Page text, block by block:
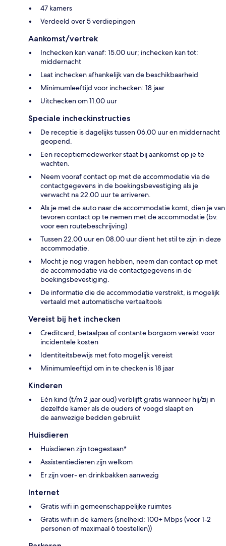
47 kamers
Verdeeld over 5 verdiepingen
Aankomst/vertrek
Inchecken kan vanaf: 15.00 uur; inchecken kan tot:
middernacht
Laat inchecken afhankelijk van de beschikbaarheid
Minimumleeftijd voor inchecken: 18 jaar
Uitchecken om 11.00 uur
Speciale incheckinstructies
De receptie is dagelijks tussen 06.00 uur en middernacht
geopend.
Een receptiemedewerker staat bij aankomst op je te
wachten.
Neem vooraf contact op met de accommodatie via de
contactgegevens in de boekingsbevestiging als je
verwacht na 22.00 uur te arriveren.
Als je met de auto naar de accommodatie komt, dien je van
tevoren contact op te nemen met de accommodatie (bv.
voor een routebeschrijving)
Tussen 22.00 uur en 08.00 uur dient het stil te zijn in deze
accommodatie.
Mocht je nog vragen hebben, neem dan contact op met
de accommodatie via de contactgegevens in de
boekingsbevestiging.
De informatie die de accommodatie verstrekt, is mogelijk
vertaald met automatische vertaaltools
Vereist bij het inchecken
Creditcard, betaalpas of contante borgsom vereist voor
incidentele kosten
Identiteitsbewijs met foto mogelijk vereist
Minimumleeftijd om in te checken is 18 jaar
Kinderen
Eén kind (t/m 2 jaar oud) verblijft gratis wanneer hij/zij in
dezelfde kamer als de ouders of voogd slaapt en
de aanwezige bedden gebruikt
Huisdieren
Huisdieren zijn toegestaan*
Assistentiedieren zijn welkom
Er zijn voer- en drinkbakken aanwezig
Internet
Gratis wifi in gemeenschappelijke ruimtes
Gratis wifi in de kamers (snelheid: 100+ Mbps (voor 1-2
personen of maximaal 6 toestellen))